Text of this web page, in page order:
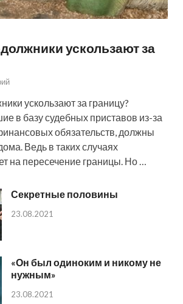
ускользают за
ускользают за границу?
в базу судебных приставов из-за
обязательств, должны
Ведь в таких случаях
на пересечение границы. Но …
Секретные половины
23.08.2021
«Он был одиноким и никому не
нужным»
23.08.2021